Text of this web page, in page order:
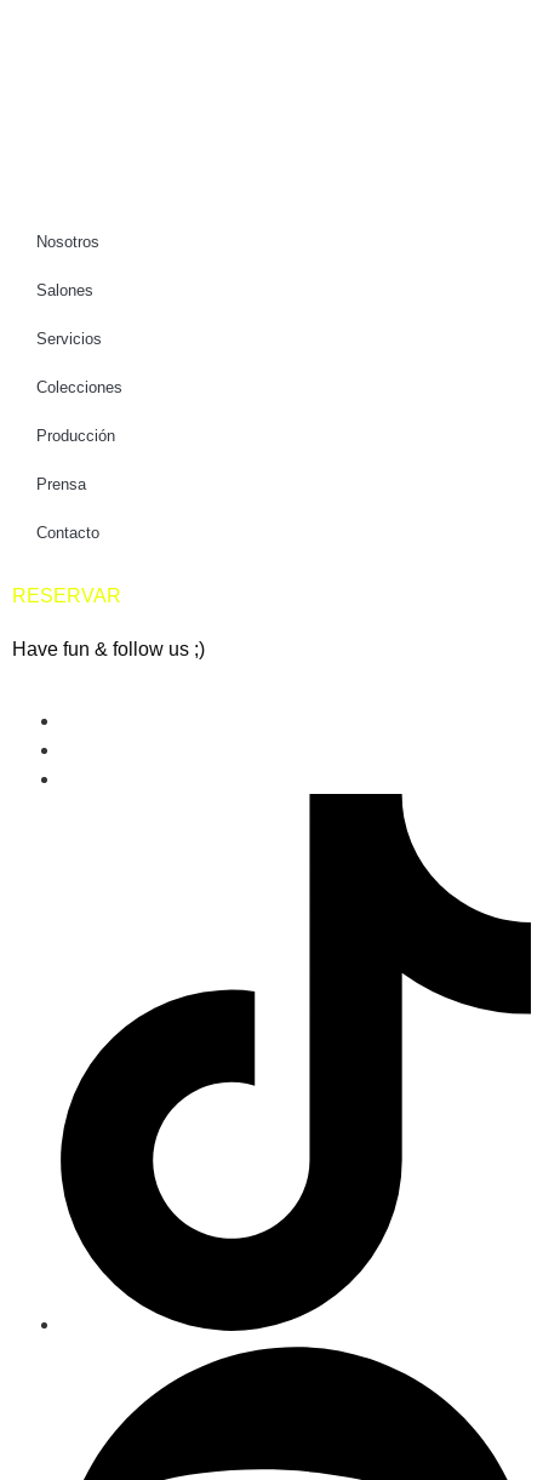
Nosotros
Salones
Servicios
Colecciones
Producción
Prensa
Contacto
RESERVAR
Have fun & follow us ;)